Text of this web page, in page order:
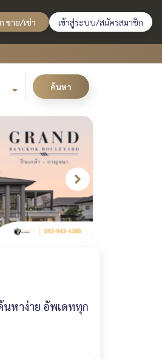
ขาย/เช่า เข้าสู่ระบบ/สมัครสมาชิก
ค้นหา
นหาง่าย อัพเดททุก